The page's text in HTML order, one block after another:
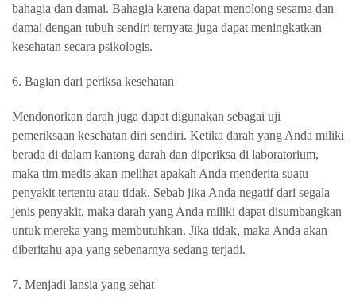
bahagia dan damai. Bahagia karena dapat menolong sesama dan
damai dengan tubuh sendiri ternyata juga dapat meningkatkan
kesehatan secara psikologis.
6. Bagian dari periksa kesehatan
Mendonorkan darah juga dapat digunakan sebagai uji
pemeriksaan kesehatan diri sendiri. Ketika darah yang Anda miliki
berada di dalam kantong darah dan diperiksa di laboratorium,
maka tim medis akan melihat apakah Anda menderita suatu
penyakit tertentu atau tidak. Sebab jika Anda negatif dari segala
jenis penyakit, maka darah yang Anda miliki dapat disumbangkan
untuk mereka yang membutuhkan. Jika tidak, maka Anda akan
diberitahu apa yang sebenarnya sedang terjadi.
7. Menjadi lansia yang sehat